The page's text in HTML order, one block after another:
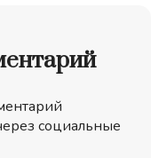
социальные